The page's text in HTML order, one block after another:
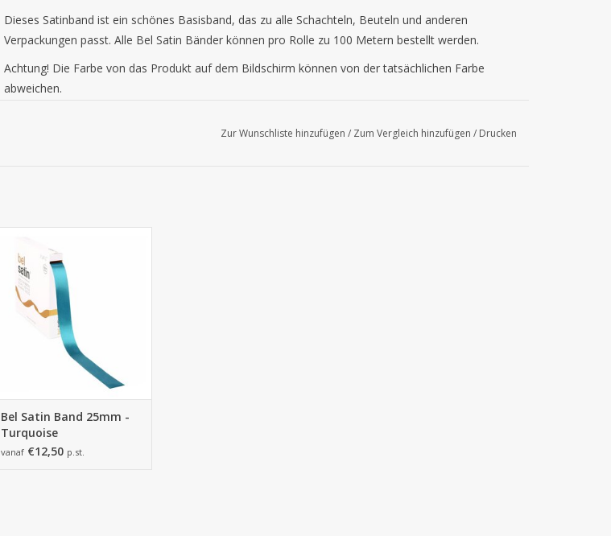
Dieses Satinband ist ein schönes Basisband, das zu alle Schachteln, Beuteln und anderen
Verpackungen passt. Alle Bel Satin Bänder können pro Rolle zu 100 Metern bestellt werden.
Achtung! Die Farbe von das Produkt auf dem Bildschirm können von der tatsächlichen Farbe
abweichen.
Zur Wunschliste hinzufügen / Zum Vergleich hinzufügen / Drucken
Turquoise
ZUM WARENKORB HINZUFÜGEN
Bel Satin Band 25mm -
Turquoise
vanaf €12,50 p.st.